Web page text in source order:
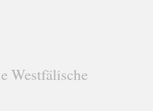
Westfälische